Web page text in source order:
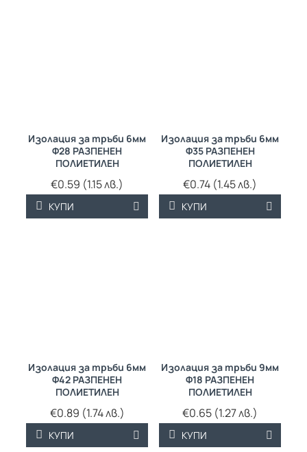
Изолация за тръби 6мм
Ф28 РАЗПЕНЕН
ПОЛИЕТИЛЕН
€0.59 (1.15 лв.)
КУПИ
Изолация за тръби 6мм
Ф35 РАЗПЕНЕН
ПОЛИЕТИЛЕН
€0.74 (1.45 лв.)
КУПИ
Изолация за тръби 6мм
Ф42 РАЗПЕНЕН
ПОЛИЕТИЛЕН
€0.89 (1.74 лв.)
КУПИ
Изолация за тръби 9мм
Ф18 РАЗПЕНЕН
ПОЛИЕТИЛЕН
€0.65 (1.27 лв.)
КУПИ